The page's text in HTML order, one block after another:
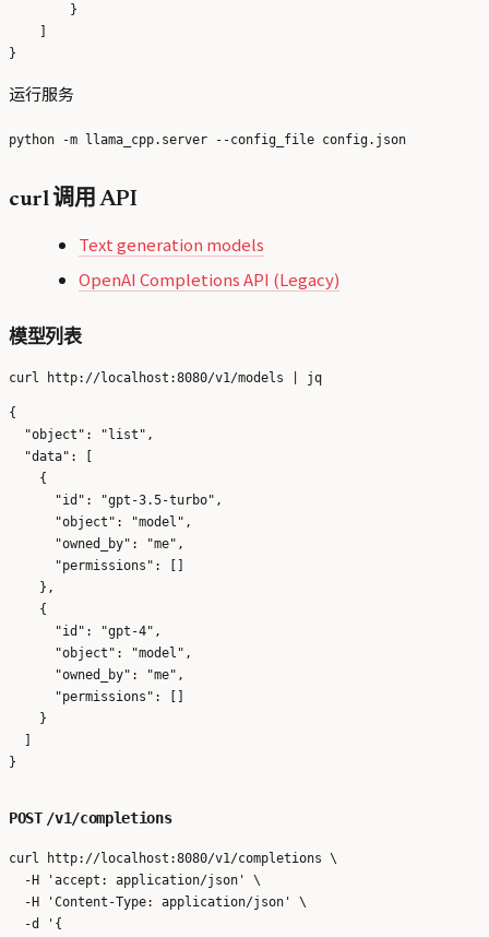
        }
运行服务
curl 调用 API
Text generation models
OpenAI Completions API (Legacy)
模型列表
{
  "object": "list",
  "data": [
    {
      "id": "gpt-3.5-turbo",
      "object": "model",
      "owned_by": "me",
      "permissions": []
    },
    {
      "id": "gpt-4",
      "object": "model",
      "owned_by": "me",
      "permissions": []
    }
POST /v1/completions
curl http://localhost:8080/v1/completions \
  -H 'accept: application/json' \
  -H 'Content-Type: application/json' \
  -d '{